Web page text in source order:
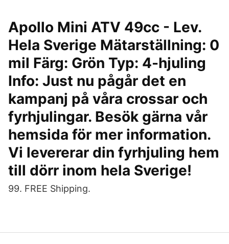
Apollo Mini ATV 49cc - Lev.
Hela Sverige Mätarställning: 0
mil Färg: Grön Typ: 4-hjuling
Info: Just nu pågår det en
kampanj på våra crossar och
fyrhjulingar. Besök gärna vår
hemsida för mer information.
Vi levererar din fyrhjuling hem
till dörr inom hela Sverige!
99. FREE Shipping.